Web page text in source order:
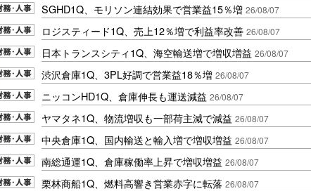
SGHD1Q、モリソン連結効果で営業益15％増 26/08/07
ロジスティード1Q、売上12％増で利益率改善 26/08/07
日本トランスシティ1Q、海空輸送増で増収増益 26/08/07
渋沢倉庫1Q、3PL好調で営業益18％増 26/08/07
ニッコンHD1Q、倉庫伸長も運送減益 26/08/07
ヤマタネ1Q、物流増収も一部荷主減で減益 26/08/07
中央倉庫1Q、国内輸送と輸入増で増収増益 26/08/07
南総通運1Q、倉庫稼働率上昇で増収増益 26/08/07
栗林商船1Q、燃料高響き営業赤字に転落 26/08/07